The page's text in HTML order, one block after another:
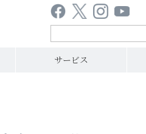
サービス